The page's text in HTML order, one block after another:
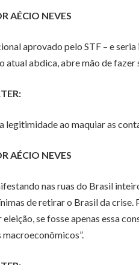
AÉCIO NEVES
aprovado pelo STF – e
abdica, abre mão de
ao maquiar as
AÉCIO NEVES
nas ruas do Brasil
de retirar o Brasil da
se fosse apenas essa